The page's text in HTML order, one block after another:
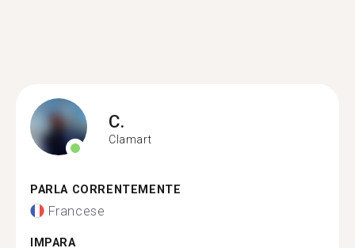
C.
Clamart
PARLA CORRENTEMENTE
Francese
IMPARA